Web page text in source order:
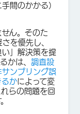
間のかかる）
ん。そのた
を優先し、
」解決策を提
かは、 調査設
ンプリング誤
るかによって変
らの問題を回